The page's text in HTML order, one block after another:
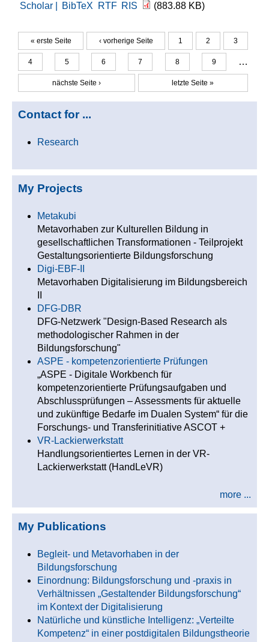
Scholar |
BibTeX RTF RIS (883.88 KB)
Seiten
« erste Seite ‹ vorherige Seite 1 2 3
4 5 6 7 8 9 …
nächste Seite › letzte Seite »
Contact for ...
Research
My Projects
Metakubi
Metavorhaben zur Kulturellen Bildung in
gesellschaftlichen Transformationen - Teilprojekt
Gestaltungsorientierte Bildungsforschung
Digi-EBF-II
Metavorhaben Digitalisierung im Bildungsbereich
DFG-DBR
DFG-Netzwerk "Design-Based Research als
methodologischer Rahmen in der
Bildungsforschung"
ASPE - kompetenzorientierte Prüfungen
„ASPE - Digitale Workbench für
kompetenzorientierte Prüfungsaufgaben und
Abschlussprüfungen – Assessments für aktuelle
und zukünftige Bedarfe im Dualen System“ für die
Forschungs- und Transferinitiative ASCOT +
VR-Lackierwerkstatt
Handlungsorientiertes Lernen in der VR-
Lackierwerkstatt (HandLeVR)
more ...
My Publications
Begleit- und Metavorhaben in der
Bildungsforschung
Einordnung: Bildungsforschung und -praxis in
Verhältnissen „Gestaltender Bildungsforschung“
im Kontext der Digitalisierung
Natürliche und künstliche Intelligenz: „Verteilte
Kompetenz“ in einer postdigitalen Bildungstheorie